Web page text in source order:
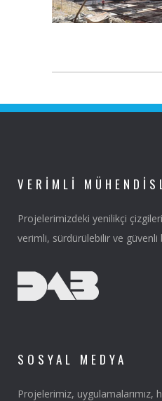
VERIMLI
Projelerimizdeki yenilikçi
verimli, sürdürülebilir ve güvenli
SOSYAL MEDYA
Projelerimiz, uygulamalarımız,